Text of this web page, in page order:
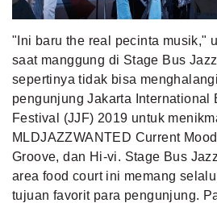
SEARCH
"Ini baru the real pecinta musik,"
saat manggung di Stage Bus
sepertinya tidak bisa
pengunjung Jakarta International
Festival (JJF) 2019 untuk
MLDJAZZWANTED Current
Groove, dan Hi-vi. Stage Bus
area food court ini memang
tujuan favorit para pengunjung.